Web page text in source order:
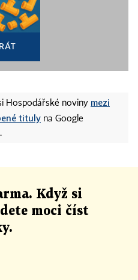
Hospodářské noviny mezi
tituly na Google
Když si
moci číst
.